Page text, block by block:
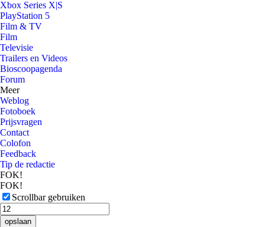
Xbox Series X|S
PlayStation 5
Film & TV
Film
Televisie
Trailers en Videos
Bioscoopagenda
Forum
Meer
Weblog
Fotoboek
Prijsvragen
Contact
Colofon
Feedback
Tip de redactie
FOK!
FOK!
Scrollbar gebruiken
opslaan